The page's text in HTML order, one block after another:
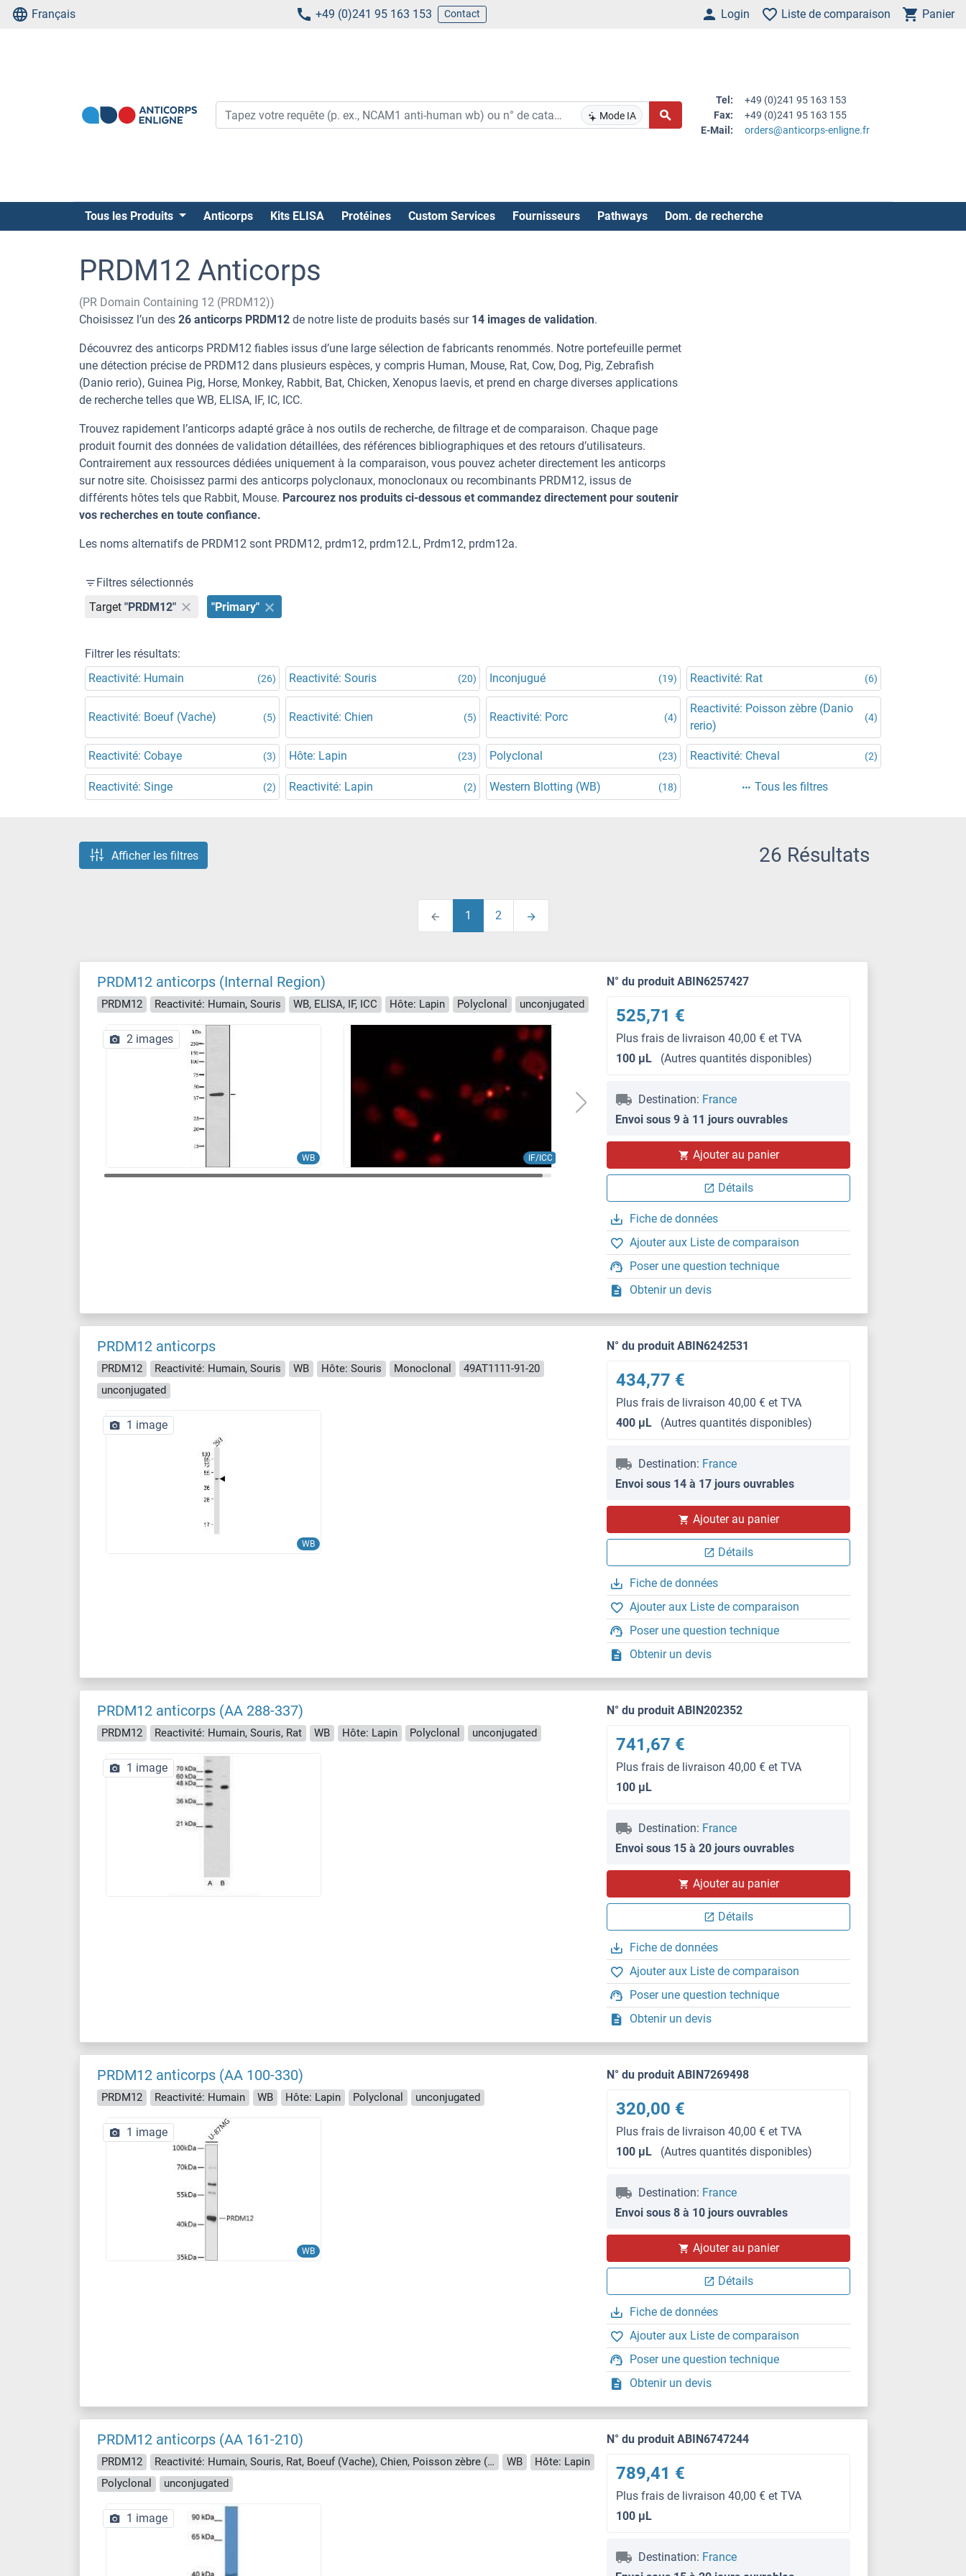
Français +49 (0)241 95 163 153 Contact Login Liste de comparaison Panier
Mode IA
Tel:
+49 (0)241 95 163 153
Fax:
+49 (0)241 95 163 155
E-Mail:
orders@anticorps-enligne.fr
Tous les Produits Anticorps Kits ELISA Protéines Custom Services Fournisseurs Pathways Dom. de recherche
PRDM12 Anticorps
(PR Domain Containing 12 (PRDM12))
Choisissez l’un des 26 anticorps PRDM12 de notre liste de produits basés sur 14 images de validation.
Découvrez des anticorps PRDM12 fiables issus d’une large sélection de fabricants renommés. Notre portefeuille permet
une détection précise de PRDM12 dans plusieurs espèces, y compris Human, Mouse, Rat, Cow, Dog, Pig, Zebrafish
(Danio rerio), Guinea Pig, Horse, Monkey, Rabbit, Bat, Chicken, Xenopus laevis, et prend en charge diverses applications
de recherche telles que WB, ELISA, IF, IC, ICC.
Trouvez rapidement l’anticorps adapté grâce à nos outils de recherche, de filtrage et de comparaison. Chaque page
produit fournit des données de validation détaillées, des références bibliographiques et des retours d’utilisateurs.
Contrairement aux ressources dédiées uniquement à la comparaison, vous pouvez acheter directement les anticorps
sur notre site. Choisissez parmi des anticorps polyclonaux, monoclonaux ou recombinants PRDM12, issus de
différents hôtes tels que Rabbit, Mouse. Parcourez nos produits ci-dessous et commandez directement pour soutenir
vos recherches en toute confiance.
Les noms alternatifs de PRDM12 sont PRDM12, prdm12, prdm12.L, Prdm12, prdm12a.
Filtres sélectionnés
Target "PRDM12" "Primary"
Filtrer les résultats:
Reactivité: Humain
(26) Reactivité: Souris (20) Inconjugué (19) Reactivité: Rat (6)
Reactivité: Boeuf (Vache) (5) Reactivité: Chien (5) Reactivité: Porc (4)
Reactivité: Poisson zèbre (Danio
rerio)
(4)
Reactivité: Cobaye (3) Hôte: Lapin (23) Polyclonal (23) Reactivité: Cheval (2)
Reactivité: Singe (2) Reactivité: Lapin (2) Western Blotting (WB) (18) Tous les filtres
Afficher les filtres 26 Résultats
1 2
PRDM12 anticorps (Internal Region)
PRDM12 Reactivité: Humain, Souris WB, ELISA, IF, ICC Hôte: Lapin Polyclonal unconjugated
WB IF/ICC
2 images
N° du produit ABIN6257427
525,71 €
Plus frais de livraison 40,00 € et TVA
100 μL
(Autres quantités disponibles)
Destination: France
Envoi sous 9 à 11 jours ouvrables
Ajouter au panier
Détails
Fiche de données
Ajouter aux Liste de comparaison
Poser une question technique
Obtenir un devis
PRDM12 anticorps
PRDM12 Reactivité: Humain, Souris WB Hôte: Souris Monoclonal
49AT1111-91-20
unconjugated
WB
1 image
N° du produit ABIN6242531
434,77 €
Plus frais de livraison 40,00 € et TVA
400 μL
(Autres quantités disponibles)
Destination: France
Envoi sous 14 à 17 jours ouvrables
Ajouter au panier
Détails
Fiche de données
Ajouter aux Liste de comparaison
Poser une question technique
Obtenir un devis
PRDM12 anticorps (AA 288-337)
PRDM12 Reactivité: Humain, Souris, Rat WB Hôte: Lapin Polyclonal unconjugated
1 image
N° du produit ABIN202352
741,67 €
Plus frais de livraison 40,00 € et TVA
100 μL
Destination: France
Envoi sous 15 à 20 jours ouvrables
Ajouter au panier
Détails
Fiche de données
Ajouter aux Liste de comparaison
Poser une question technique
Obtenir un devis
PRDM12 anticorps (AA 100-330)
PRDM12 Reactivité: Humain WB Hôte: Lapin Polyclonal unconjugated
WB
1 image
N° du produit ABIN7269498
320,00 €
Plus frais de livraison 40,00 € et TVA
100 μL
(Autres quantités disponibles)
Destination: France
Envoi sous 8 à 10 jours ouvrables
Ajouter au panier
Détails
Fiche de données
Ajouter aux Liste de comparaison
Poser une question technique
Obtenir un devis
PRDM12 anticorps (AA 161-210)
PRDM12 Reactivité: Humain, Souris, Rat, Boeuf (Vache), Chien, Poisson zèbre (Danio rerio), Porc, Cobaye, Cheval, Lapin, Singe, Roussette (Chauve-souris), Poulet, Xenopus laevis WB
Hôte: Lapin
Polyclonal
unconjugated
1 image
N° du produit ABIN6747244
789,41 €
Plus frais de livraison 40,00 € et TVA
100 μL
Destination: France